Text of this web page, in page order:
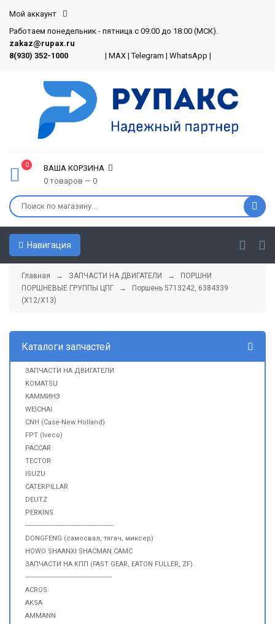
Мой аккаунт
Работаем понедельник - пятница с 09:00 до 18:00 (МСК).
zakaz@rupax.ru
8(930) 352-1000
| MAX |Telegram | WhatsApp |
0
ВАША КОРЗИНА
0 товаров — 0
Навигация
Главная → ЗАПЧАСТИ НА ДВИГАТЕЛИ →
ПОРШНИ
ПОРШНЕВЫЕ ГРУППЫ ЦПГ
→ Поршень 5713242, 6384339
(X12/X13)
Каталоги запчастей
ЗАПЧАСТИ НА ДВИГАТЕЛИ
KOMATSU
КАММИНЗ
WEICHAI
CNH (Case-New Holland)
FPT (Iveco)
PACCAR
TECTOR
ISUZU
CATERPILLAR
DEUTZ
PERKINS
------------------------------------------------
DONGFENG (самосвал, тягач, миксер)
HOWO SHAANXI SHACMAN CAMC
ЗАПЧАСТИ НА КПП (FAST GEAR, EATON FULLER, ZF)
-----------------------------------------------
ACROS
AKSA
AMMANN